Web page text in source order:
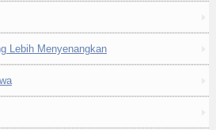
Lebih Menyenangkan